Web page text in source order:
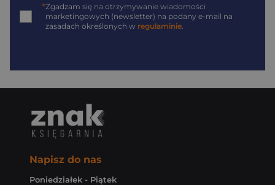
*Zgadzam się na otrzymywanie wiadomości
marketingowych (newsletter) na podany e-mail na
zasadach określonych w regulaminie.
Napisz do nas
Poniedziałek - Piątek